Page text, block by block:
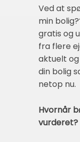
Ved at
min
gratis og
fra flere
aktuelt
din bolig
netop nu.
Hvornår
vurderet?